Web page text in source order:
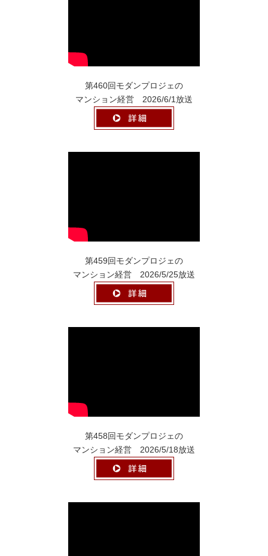
第460回モダンプロジェの
マンション経営 2026/6/1放送
第459回モダンプロジェの
マンション経営 2026/5/25放送
第458回モダンプロジェの
マンション経営 2026/5/18放送